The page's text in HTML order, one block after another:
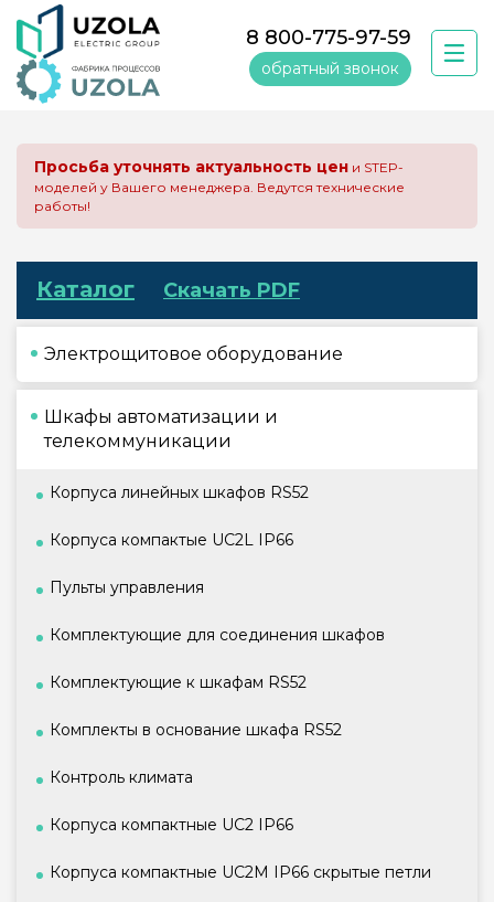
8 800-775-97-59
обратный звонок
Просьба уточнять актуальность цен и STEP-
моделей у Вашего менеджера. Ведутся технические
работы!
Каталог Скачать PDF
Электрощитовое оборудование
Шкафы автоматизации и
телекоммуникации
Корпуса линейных шкафов RS52
Корпуса компактые UC2L IP66
Пульты управления
Комплектующие для соединения шкафов
Комплектующие к шкафам RS52
Комплекты в основание шкафа RS52
Контроль климата
Корпуса компактные UC2 IP66
Корпуса компактные UC2M IP66 скрытые петли